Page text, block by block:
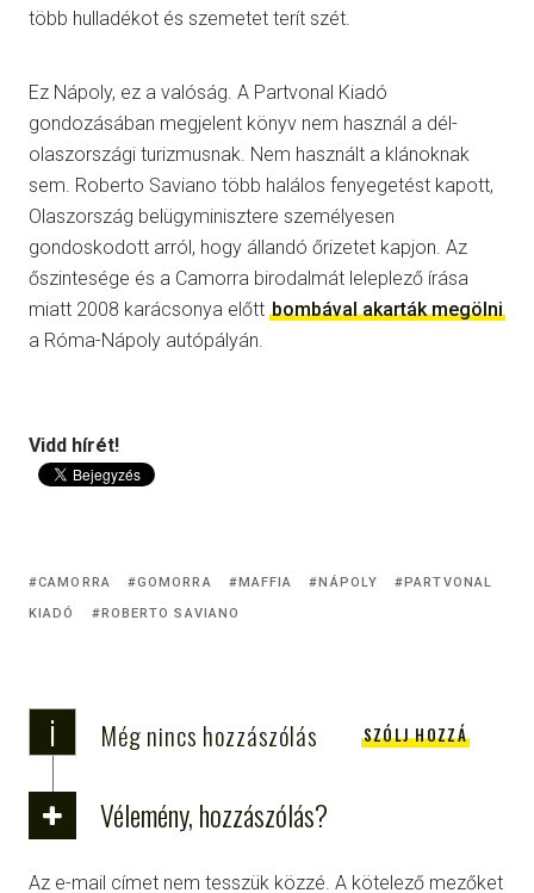
több hulladékot és szemetet terít szét.
Ez Nápoly, ez a valóság. A Partvonal Kiadó
gondozásában megjelent könyv nem használ a dél-
olaszországi turizmusnak. Nem használt a klánoknak
sem. Roberto Saviano több halálos fenyegetést kapott,
Olaszország belügyminisztere személyesen
gondoskodott arról, hogy állandó őrizetet kapjon. Az
őszintesége és a Camorra birodalmát leleplező írása
miatt 2008 karácsonya előtt bombával akarták megölni
a Róma-Nápoly autópályán.
Vidd hírét!
CAMORRA GOMORRA MAFFIA NÁPOLY
PARTVONAL
KIADÓ
ROBERTO SAVIANO
i Még nincs hozzászólás SZÓLJ HOZZÁ
Vélemény, hozzászólás?
Az e-mail címet nem tesszük közzé. A kötelező mezőket